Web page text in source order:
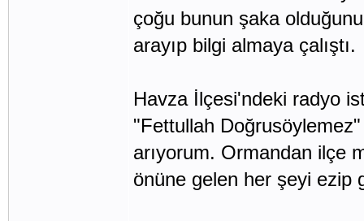
çoğu bunun şaka
arayıp bilgi almaya çalıştı.
Havza İlçesi'ndeki radyo
"Fettullah
arıyorum. Ormandan ilçe
önüne gelen her şeyi ezip